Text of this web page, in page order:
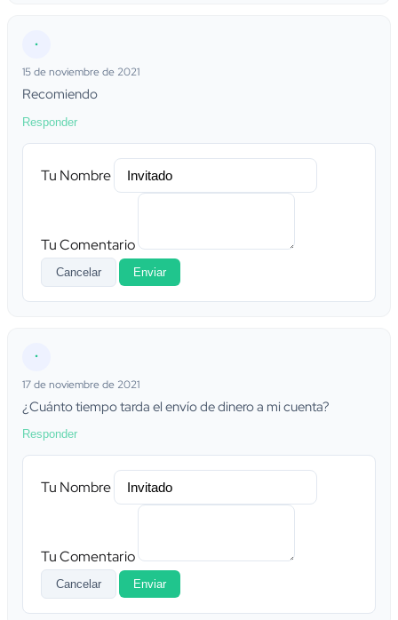
•
15 de noviembre de 2021
Recomiendo
Responder
Tu Nombre
Tu Comentario
Cancelar Enviar
•
17 de noviembre de 2021
¿Cuánto tiempo tarda el envío de dinero a mi cuenta?
Responder
Tu Nombre
Tu Comentario
Cancelar Enviar